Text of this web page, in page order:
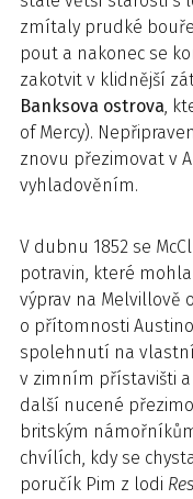
zmítaly prudké
pout a nakonec se
zakotvit v klidnější
Banksova ostrova,
of Mercy).
znovu přezimovat v
vyhladověním.
V dubnu 1852 se
potravin, které
výprav na Melvillově
o přítomnosti
spolehnutí na
v zimním přístavišti
další nucené
britským
chvílích, kdy se
poručík Pim z lodi